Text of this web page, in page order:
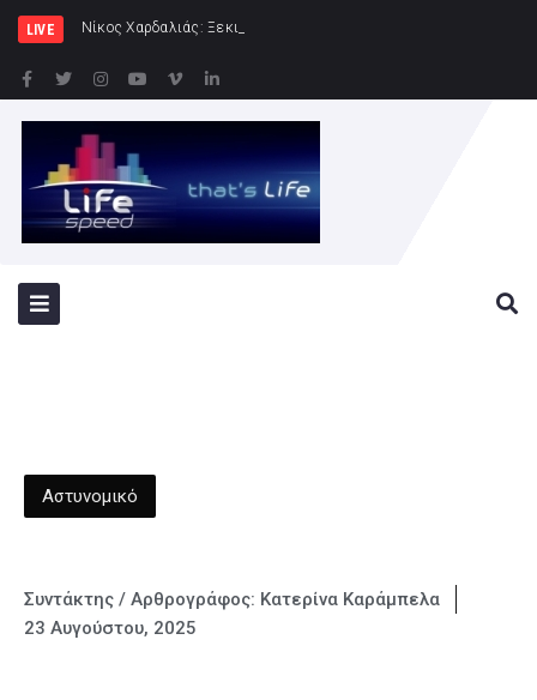
LIVE Νίκος Χαρδαλιάς: Ξεκινάμε στην Ηλιούπολη την
Αστυνομικό
Συντάκτης / Αρθρογράφος: Κατερίνα Καράμπελα
23 Αυγούστου, 2025